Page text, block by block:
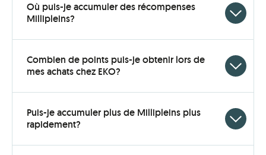
Où puis-je accumuler des récompenses
Millipleins?
open
Combien de points puis-je obtenir lors de
mes achats chez EKO?
open
Puis-je accumuler plus de Millipleins plus
rapidement?
open